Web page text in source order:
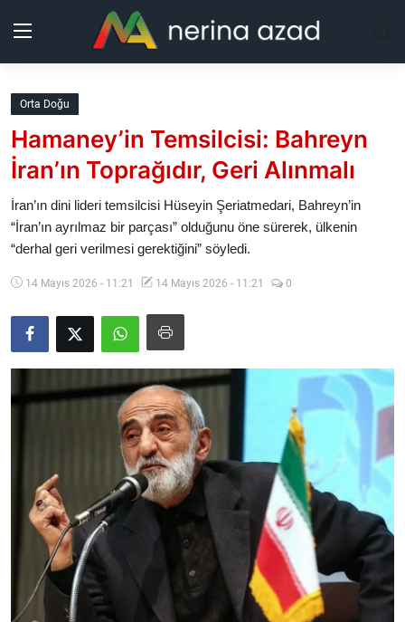
Kurdistan
Bölgeler
Güncel
Analiz
Makaleler
Galeri
Arşiv
İletişim
Türkçe
Orta Doğu
Hamaney’in Temsilcisi: Bahreyn
İran’ın Toprağıdır, Geri Alınmalı
İran’ın dini lideri temsilcisi Hüseyin Şeriatmedari, Bahreyn’in
“İran’ın ayrılmaz bir parçası” olduğunu öne sürerek, ülkenin
“derhal geri verilmesi gerektiğini” söyledi.
14 Mayıs 2026 - 11:21 14 Mayıs 2026 - 11:21 0